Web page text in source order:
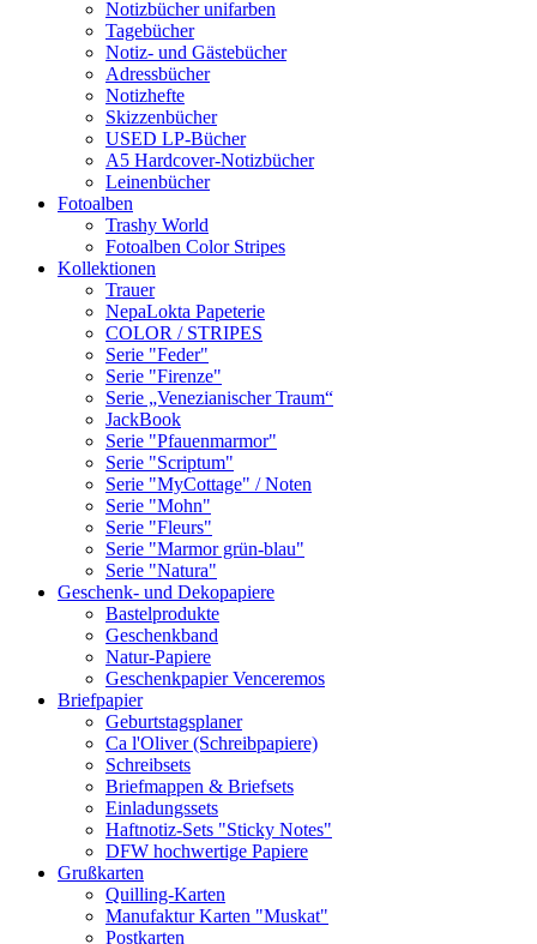
Notizbücher unifarben
Tagebücher
Notiz- und Gästebücher
Adressbücher
Notizhefte
Skizzenbücher
USED LP-Bücher
A5 Hardcover-Notizbücher
Leinenbücher
Fotoalben
Trashy World
Fotoalben Color Stripes
Kollektionen
Trauer
NepaLokta Papeterie
COLOR / STRIPES
Serie "Feder"
Serie "Firenze"
Serie „Venezianischer Traum“
JackBook
Serie "Pfauenmarmor"
Serie "Scriptum"
Serie "MyCottage" / Noten
Serie "Mohn"
Serie "Fleurs"
Serie "Marmor grün-blau"
Serie "Natura"
Geschenk- und Dekopapiere
Bastelprodukte
Geschenkband
Natur-Papiere
Geschenkpapier Venceremos
Briefpapier
Geburtstagsplaner
Ca l'Oliver (Schreibpapiere)
Schreibsets
Briefmappen & Briefsets
Einladungssets
Haftnotiz-Sets "Sticky Notes"
DFW hochwertige Papiere
Grußkarten
Quilling-Karten
Manufaktur Karten "Muskat"
Postkarten